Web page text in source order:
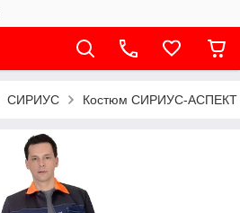
СИРИУС Костюм СИРИУС-АСПЕКТ